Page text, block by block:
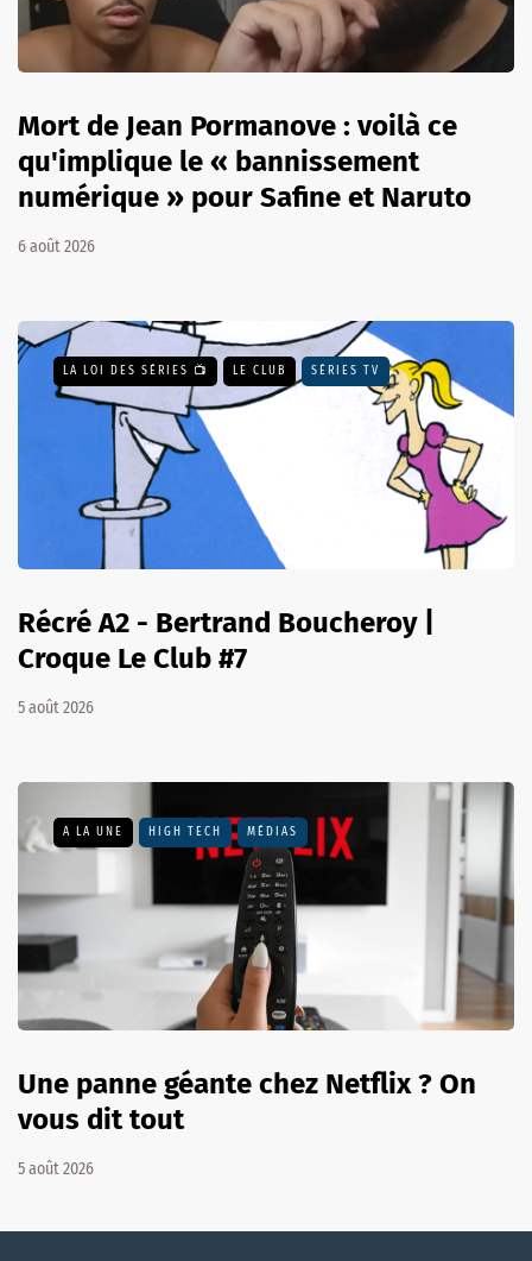
Mort de Jean Pormanove : voilà ce
qu'implique le « bannissement
numérique » pour Safine et Naruto
6 août 2026
LA LOI DES SÉRIES 📺 LE CLUB SÉRIES TV
Récré A2 - Bertrand Boucheroy |
Croque Le Club #7
5 août 2026
A LA UNE HIGH TECH MÉDIAS
Une panne géante chez Netflix ? On
vous dit tout
5 août 2026